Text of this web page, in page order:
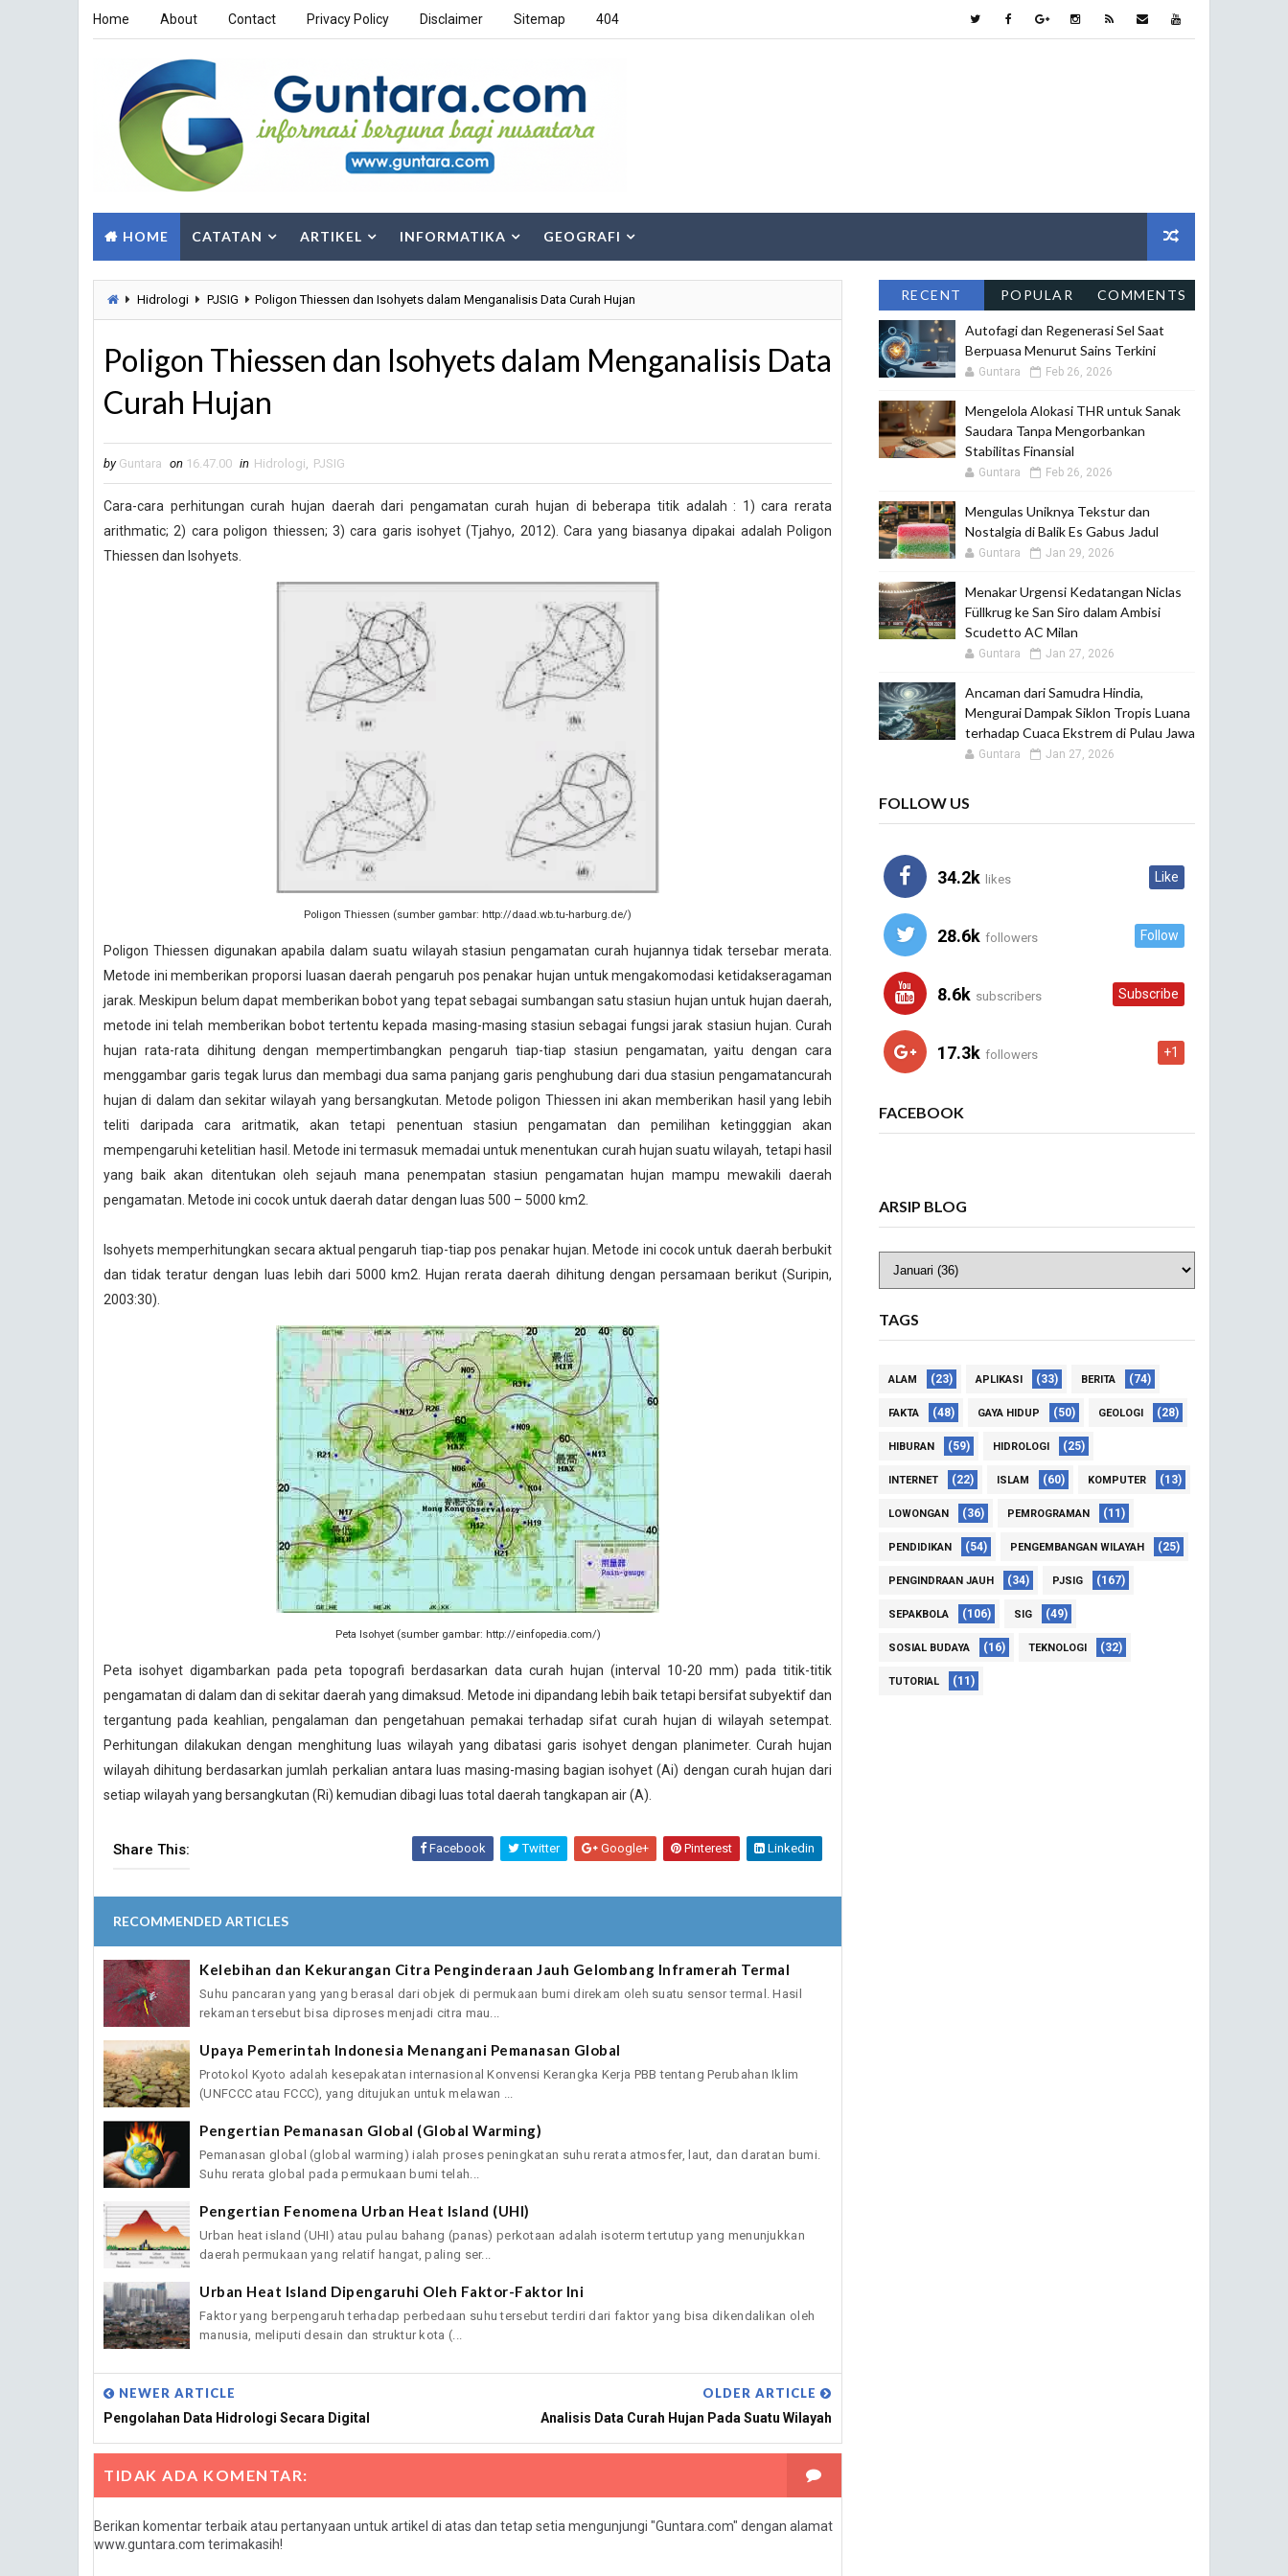
Home About Contact Privacy Policy Disclaimer Sitemap 404
HOME CATATAN ARTIKEL INFORMATIKA GEOGRAFI
Hidrologi PJSIG Poligon Thiessen dan Isohyets dalam Menganalisis Data Curah Hujan
Poligon Thiessen dan Isohyets dalam Menganalisis Data
Curah Hujan
by Guntara on 16.47.00 in Hidrologi, PJSIG
Cara-cara perhitungan curah hujan daerah dari pengamatan curah hujan di beberapa titik adalah : 1) cara rerata
arithmatic; 2) cara poligon thiessen; 3) cara garis isohyet (Tjahyo, 2012). Cara yang biasanya dipakai adalah Poligon
Thiessen dan Isohyets.
Poligon Thiessen (sumber gambar: http://daad.wb.tu-harburg.de/)
Poligon Thiessen digunakan apabila dalam suatu wilayah stasiun pengamatan curah hujannya tidak tersebar merata.
Metode ini memberikan proporsi luasan daerah pengaruh pos penakar hujan untuk mengakomodasi ketidakseragaman
jarak. Meskipun belum dapat memberikan bobot yang tepat sebagai sumbangan satu stasiun hujan untuk hujan daerah,
metode ini telah memberikan bobot tertentu kepada masing-masing stasiun sebagai fungsi jarak stasiun hujan. Curah
hujan rata-rata dihitung dengan mempertimbangkan pengaruh tiap-tiap stasiun pengamatan, yaitu dengan cara
menggambar garis tegak lurus dan membagi dua sama panjang garis penghubung dari dua stasiun pengamatancurah
hujan di dalam dan sekitar wilayah yang bersangkutan. Metode poligon Thiessen ini akan memberikan hasil yang lebih
teliti daripada cara aritmatik, akan tetapi penentuan stasiun pengamatan dan pemilihan ketingggian akan
mempengaruhi ketelitian hasil. Metode ini termasuk memadai untuk menentukan curah hujan suatu wilayah, tetapi hasil
yang baik akan ditentukan oleh sejauh mana penempatan stasiun pengamatan hujan mampu mewakili daerah
pengamatan. Metode ini cocok untuk daerah datar dengan luas 500 – 5000 km2.
Isohyets memperhitungkan secara aktual pengaruh tiap-tiap pos penakar hujan. Metode ini cocok untuk daerah berbukit
dan tidak teratur dengan luas lebih dari 5000 km2. Hujan rerata daerah dihitung dengan persamaan berikut (Suripin,
2003:30).
Peta Isohyet (sumber gambar: http://einfopedia.com/)
Peta isohyet digambarkan pada peta topografi berdasarkan data curah hujan (interval 10-20 mm) pada titik-titik
pengamatan di dalam dan di sekitar daerah yang dimaksud. Metode ini dipandang lebih baik tetapi bersifat subyektif dan
tergantung pada keahlian, pengalaman dan pengetahuan pemakai terhadap sifat curah hujan di wilayah setempat.
Perhitungan dilakukan dengan menghitung luas wilayah yang dibatasi garis isohyet dengan planimeter. Curah hujan
wilayah dihitung berdasarkan jumlah perkalian antara luas masing-masing bagian isohyet (Ai) dengan curah hujan dari
setiap wilayah yang bersangkutan (Ri) kemudian dibagi luas total daerah tangkapan air (A).
Share This: Facebook Twitter Google+ Pinterest Linkedin
RECOMMENDED ARTICLES
Kelebihan dan Kekurangan Citra Penginderaan Jauh Gelombang Inframerah Termal
Suhu pancaran yang yang berasal dari objek di permukaan bumi direkam oleh suatu sensor termal. Hasil
rekaman tersebut bisa diproses menjadi citra mau...
Upaya Pemerintah Indonesia Menangani Pemanasan Global
Protokol Kyoto adalah kesepakatan internasional Konvensi Kerangka Kerja PBB tentang Perubahan Iklim
(UNFCCC atau FCCC), yang ditujukan untuk melawan ...
Pengertian Pemanasan Global (Global Warming)
Pemanasan global (global warming) ialah proses peningkatan suhu rerata atmosfer, laut, dan daratan bumi.
Suhu rerata global pada permukaan bumi telah...
Pengertian Fenomena Urban Heat Island (UHI)
Urban heat island (UHI) atau pulau bahang (panas) perkotaan adalah isoterm tertutup yang menunjukkan
daerah permukaan yang relatif hangat, paling ser...
Urban Heat Island Dipengaruhi Oleh Faktor-Faktor Ini
Faktor yang berpengaruh terhadap perbedaan suhu tersebut terdiri dari faktor yang bisa dikendalikan oleh
manusia, meliputi desain dan struktur kota (...
NEWER ARTICLE
Pengolahan Data Hidrologi Secara Digital
OLDER ARTICLE
Analisis Data Curah Hujan Pada Suatu Wilayah
TIDAK ADA KOMENTAR:
Berikan komentar terbaik atau pertanyaan untuk artikel di atas dan tetap setia mengunjungi "Guntara.com" dengan alamat
www.guntara.com terimakasih!
RECENT POPULAR COMMENTS
Autofagi dan Regenerasi Sel Saat
Berpuasa Menurut Sains Terkini
Guntara Feb 26, 2026
Mengelola Alokasi THR untuk Sanak
Saudara Tanpa Mengorbankan
Stabilitas Finansial
Guntara Feb 26, 2026
Mengulas Uniknya Tekstur dan
Nostalgia di Balik Es Gabus Jadul
Guntara Jan 29, 2026
Menakar Urgensi Kedatangan Niclas
Füllkrug ke San Siro dalam Ambisi
Scudetto AC Milan
Guntara Jan 27, 2026
Ancaman dari Samudra Hindia,
Mengurai Dampak Siklon Tropis Luana
terhadap Cuaca Ekstrem di Pulau Jawa
Guntara Jan 27, 2026
FOLLOW US
34.2k likes Like
28.6k followers Follow
8.6k subscribers Subscribe
17.3k followers +1
FACEBOOK
ARSIP BLOG
TAGS
ALAM (23) APLIKASI (33) BERITA (74)
FAKTA (48) GAYA HIDUP (50) GEOLOGI (28)
HIBURAN (59) HIDROLOGI (25)
INTERNET (22) ISLAM (60) KOMPUTER (13)
LOWONGAN (36) PEMROGRAMAN (11)
PENDIDIKAN (54) PENGEMBANGAN WILAYAH (25)
PENGINDRAAN JAUH (34) PJSIG (167)
SEPAKBOLA (106) SIG (49)
SOSIAL BUDAYA (16) TEKNOLOGI (32)
TUTORIAL (11)